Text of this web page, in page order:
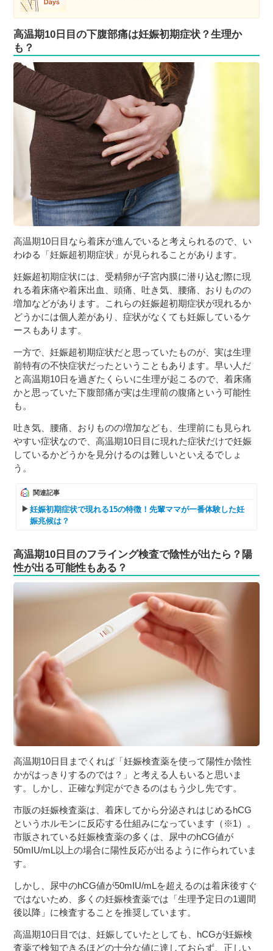
高温期10日目の下腹部痛は妊娠初期症状？生理か
も？
高温期10日目なら着床が進んでいると考えられるので、い
わゆる「妊娠超初期症状」が見られることがあります。
妊娠超初期症状には、受精卵が子宮内膜に潜り込む際に現
れる着床痛や着床出血、頭痛、吐き気、腰痛、おりものの
増加などがあります。これらの妊娠超初期症状が現れるか
どうかには個人差があり、症状がなくても妊娠しているケ
ースもあります。
一方で、妊娠超初期症状だと思っていたものが、実は生理
前特有の不快症状だったということもあります。早い人だ
と高温期10日を過ぎたくらいに生理が起こるので、着床痛
かと思っていた下腹部痛が実は生理前の腹痛という可能性
も。
吐き気、腰痛、おりものの増加なども、生理前にも見られ
やすい症状なので、高温期10日目に現れた症状だけで妊娠
しているかどうかを見分けるのは難しいといえるでしょ
う。
関連記事
妊娠初期症状で現れる15の特徴！先輩ママが一番体験した妊
娠兆候は？
高温期10日目のフライング検査で陰性が出たら？陽
性が出る可能性もある？
高温期10日目までくれば「妊娠検査薬を使って陽性か陰性
かがはっきりするのでは？」と考える人もいると思いま
す。しかし、正確な判定ができるのはもう少し先です。
市販の妊娠検査薬は、着床してから分泌されはじめるhCG
というホルモンに反応する仕組みになっています（※1）。
市販されている妊娠検査薬の多くは、尿中のhCG値が
50mIU/mL以上の場合に陽性反応が出るように作られていま
す。
しかし、尿中のhCG値が50mIU/mLを超えるのは着床後すぐ
ではないため、多くの妊娠検査薬では「生理予定日の1週間
後以降」に検査することを推奨しています。
高温期10日目では、妊娠していたとしても、hCGが妊娠検
査薬で検知できるほどの十分な値に達しておらず、正しい